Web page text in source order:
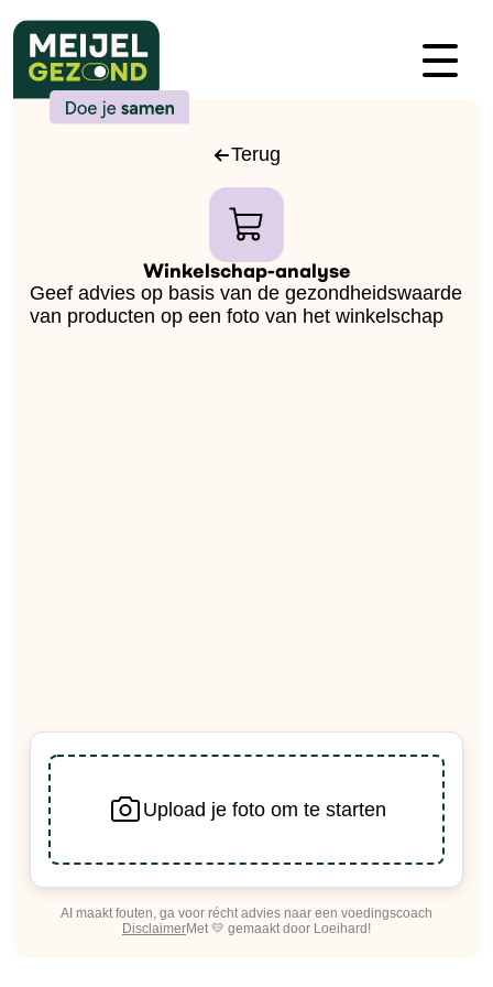
Terug
Winkelschap-analyse
Geef advies op basis van de gezondheidswaarde
van producten op een foto van het winkelschap
Upload je foto om te starten
AI maakt fouten, ga voor récht advies naar een voedingscoach
DisclaimerMet 💛 gemaakt door Loeihard!